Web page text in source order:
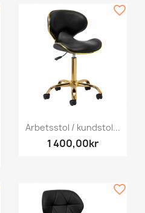
Arbetsstol / kundstol...
1 400,00kr
favorite_border
favorite_border